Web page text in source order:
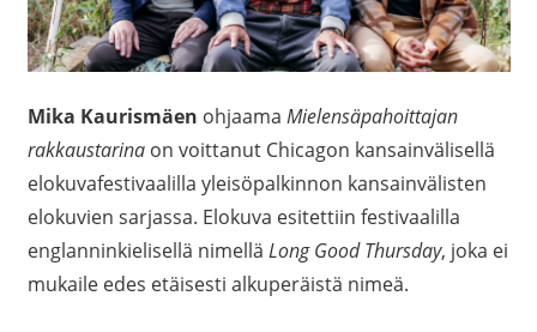
Mika Kaurismäen ohjaama Mielensäpahoittajan
rakkaustarinaon voittanut Chicagon kansainvälisellä
elokuvafestivaalilla yleisöpalkinnon kansainvälisten
elokuvien sarjassa. Elokuva esitettiin festivaalilla
englanninkielisellä nimellä Long Good Thursday, joka ei
mukaile edes etäisesti alkuperäistä nimeä.